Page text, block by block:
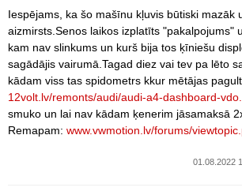
Iespējams, ka šo mašīnu kļuvis būtiski mazāk
aizmirsts.Senos laikos izplatīts "pakalpojums"
kam nav slinkums un kurš bija tos ķīniešu
sagādājis vairumā.Tagad diez vai tev pa lēto
kādam viss tas spidometrs kkur mētājas
12volt.lv/remonts/audi/audi-a4-dashboard-
smuko un lai nav kādam ķenerim jāsamaksā
Remapam: www.vwmotion.lv/forums/
01.08.2022